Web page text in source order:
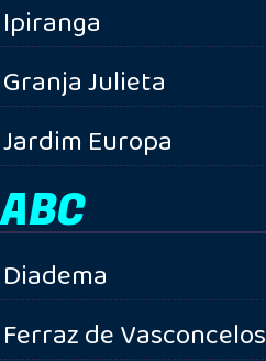
Ipiranga
Granja Julieta
Jardim Europa
ABC
Diadema
Ferraz de Vasconcelos